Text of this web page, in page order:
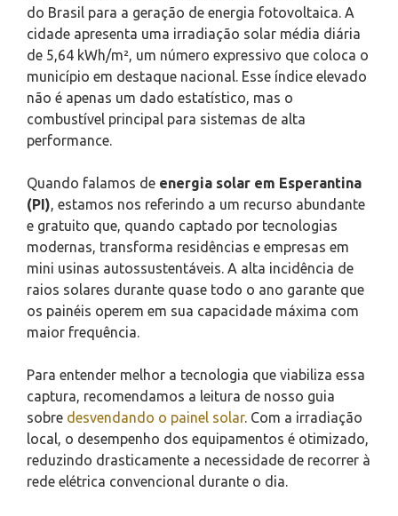
do Brasil para a geração de energia fotovoltaica. A
cidade apresenta uma irradiação solar média diária
de 5,64 kWh/m², um número expressivo que coloca o
município em destaque nacional. Esse índice elevado
não é apenas um dado estatístico, mas o
combustível principal para sistemas de alta
performance.
Quando falamos de energia solar em Esperantina
(PI) , estamos nos referindo a um recurso abundante
e gratuito que, quando captado por tecnologias
modernas, transforma residências e empresas em
mini usinas autossustentáveis. A alta incidência de
raios solares durante quase todo o ano garante que
os painéis operem em sua capacidade máxima com
maior frequência.
Para entender melhor a tecnologia que viabiliza essa
captura, recomendamos a leitura de nosso guia
sobre desvendando o painel solar. Com a irradiação
local, o desempenho dos equipamentos é otimizado,
reduzindo drasticamente a necessidade de recorrer à
rede elétrica convencional durante o dia.